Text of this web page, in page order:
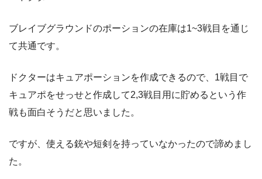
ブレイブグラウンドのポーションの在庫は1~3戦目を通じ
て共通です。
ドクターはキュアポーションを作成できるので、1戦目で
キュアポをせっせと作成して2,3戦目用に貯めるという作
戦も面白そうだと思いました。
ですが、使える銃や短剣を持っていなかったので諦めまし
た。